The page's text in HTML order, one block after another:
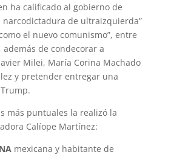
ha calificado al gobierno de
narcodictadura de ultraizquierda”
el nuevo comunismo”, entre
de condecorar a
Milei, María Corina Machado
y pretender entregar una
más puntuales la realizó la
Calíope Martínez:
mexicana y habitante de